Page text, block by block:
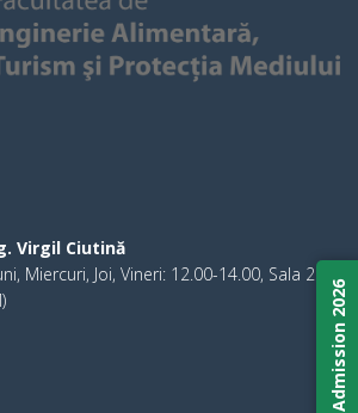
Virgil Ciutină
Miercuri, Joi, Vineri: 12.00-14.00, Sala 2
Admission 2026